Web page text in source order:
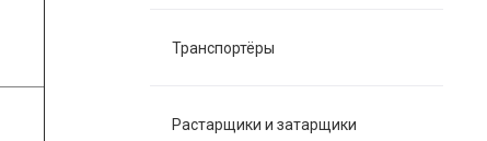
Транспортёры
Растарщики и затарщики